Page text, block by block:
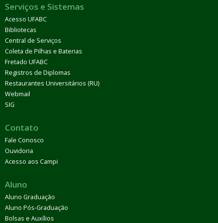
Serviços e Sistemas
Acesso UFABC
Bibliotecas
Central de Serviços
Coleta de Pilhas e Baterias
Fretado UFABC
Registros de Diplomas
Restaurantes Universitários (RU)
Webmail
SIG
Contato
Fale Conosco
Ouvidoria
Acesso aos Campi
Aluno
Aluno Graduação
Aluno Pós-Graduação
Bolsas e Auxílios